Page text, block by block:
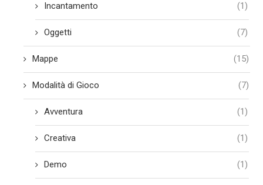
Incantamento (1)
Oggetti (7)
Mappe (15)
Modalità di Gioco (7)
Avventura (1)
Creativa (1)
Demo (1)